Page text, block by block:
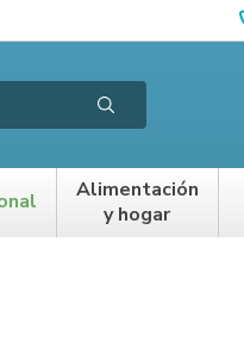
Alimentación
y hogar